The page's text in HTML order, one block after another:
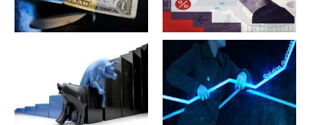
军工股[隆盛科技](300680)的公
军工股[钢研高纳](300034)的公
司详细资料